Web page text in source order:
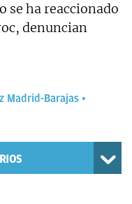
se ha reaccionado
denuncian
Madrid-Barajas